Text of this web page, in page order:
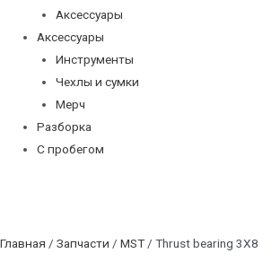
Аксессуары
Аксессуары
Инструменты
Чехлы и сумки
Мерч
Разборка
С пробегом
Главная / Запчасти / MST/ Thrust bearing 3X8